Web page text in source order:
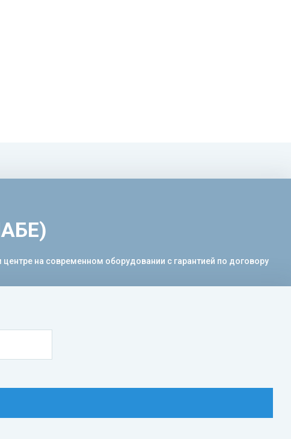
на современном оборудовании с гарантией по договору